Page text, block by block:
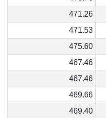
471.26
471.53
475.60
467.46
467.46
469.66
469.40